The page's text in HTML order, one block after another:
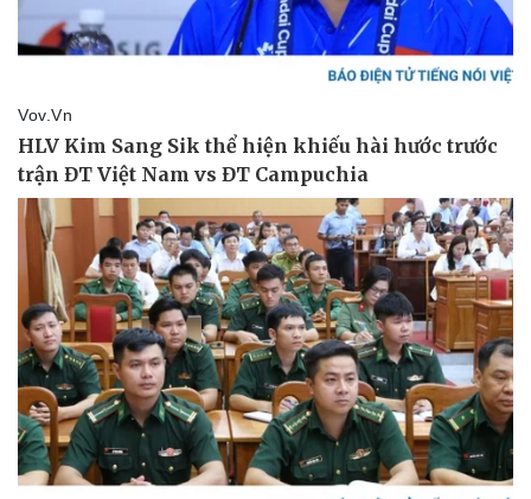
Thông tin doanh nghiệp
Doanh nghiệp 24h
Doanh nhân
Vì cộng đồng
Tin Công nghệ
Trải nghiệm
Chuyển đổi số